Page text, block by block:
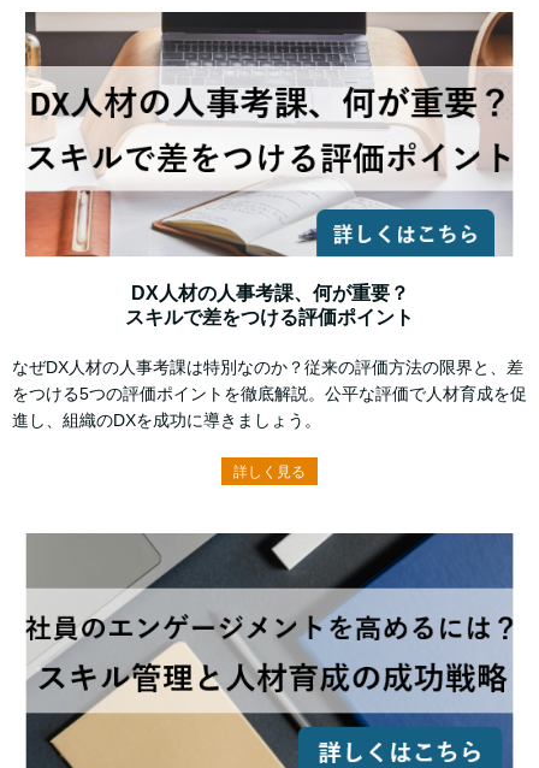
DX人材の人事考課、何が重要？
スキルで差をつける評価ポイント
なぜDX人材の人事考課は特別なのか？従来の評価方法の限界と、差
をつける5つの評価ポイントを徹底解説。公平な評価で人材育成を促
進し、組織のDXを成功に導きましょう。
詳しく見る